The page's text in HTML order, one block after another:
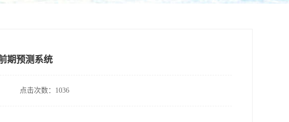
期预测系统
点击次数：1036